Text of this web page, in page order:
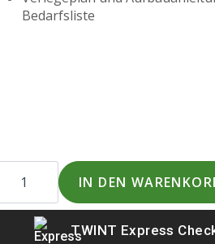
Bedarfsliste
IN DEN
Express